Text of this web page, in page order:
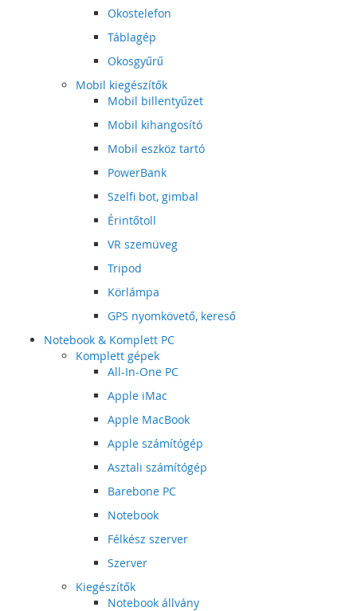
Okostelefon
Táblagép
Okosgyűrű
Mobil kiegészítők
Mobil billentyűzet
Mobil kihangosító
Mobil eszköz tartó
PowerBank
Szelfi bot, gimbal
Érintőtoll
VR szemüveg
Tripod
Körlámpa
GPS nyomkövető, kereső
Notebook & Komplett PC
Komplett gépek
All-In-One PC
Apple iMac
Apple MacBook
Apple számítógép
Asztali számítógép
Barebone PC
Notebook
Félkész szerver
Szerver
Kiegészítők
Notebook állvány